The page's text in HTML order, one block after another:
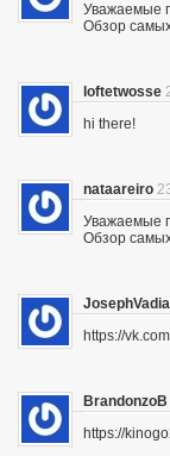
Уважаемые
Обзор
loftetwosse
hi there!
nataareiro
Уважаемые
Обзор
JosephVadia
https://
BrandonzoB
https://